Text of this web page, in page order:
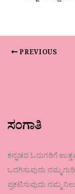
PREVIOUS
ಸಂಗಾತಿ
ಕನ್ನಡದ ಓದುಗರಿಗೆ
ಒದಗಿಸುವುದು ನಮ್ಮ
ಪ್ರಕಟಿಸುವುದು ನಮ್ಮ